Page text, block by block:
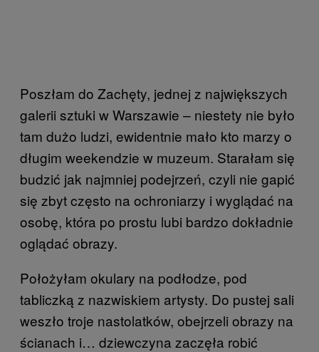
Poszłam do Zachęty, jednej z największych
galerii sztuki w Warszawie – niestety nie było
tam dużo ludzi, ewidentnie mało kto marzy o
długim weekendzie w muzeum. Starałam się
budzić jak najmniej podejrzeń, czyli nie gapić
się zbyt często na ochroniarzy i wyglądać na
osobę, która po prostu lubi bardzo dokładnie
oglądać obrazy.
Położyłam okulary na podłodze, pod
tabliczką z nazwiskiem artysty. Do pustej sali
weszło troje nastolatków, obejrzeli obrazy na
ścianach i… dziewczyna zaczęła robić